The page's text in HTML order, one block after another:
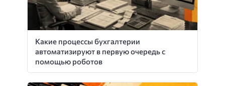
Какие процессы бухгалтерии
автоматизируют в первую очередь с
помощью роботов